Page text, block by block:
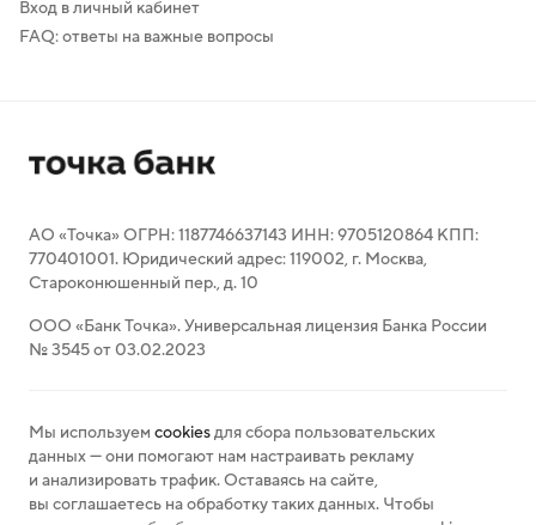
Вход в личный кабинет
FAQ: ответы на важные вопросы
АО «Точка» ОГРН: 1187746637143 ИНН: 9705120864 КПП:
770401001. Юридический адрес: 119002, г. Москва,
Староконюшенный пер., д. 10
ООО «Банк Точка». Универсальная лицензия Банка России
№ 3545 от 03.02.2023
Мы используем cookiesдля сбора пользовательских
данных — они помогают нам настраивать рекламу
и анализировать трафик. Оставаясь на сайте,
вы соглашаетесь на обработку таких данных. Чтобы